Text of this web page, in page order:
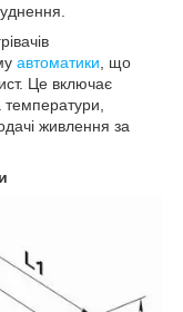
автоматики , що
Це включає
живлення за